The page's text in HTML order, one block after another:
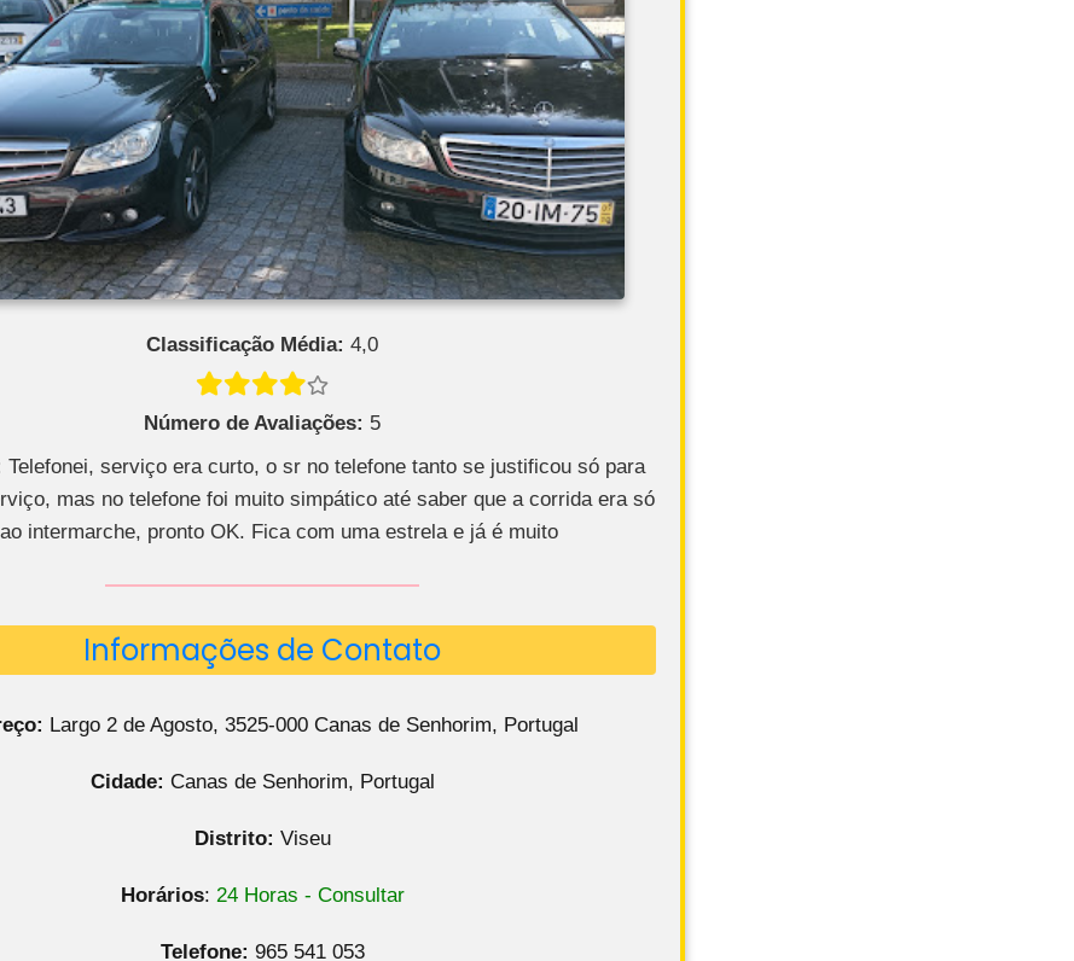
Classificação Média: 4,0
Número de Avaliações: 5
Telefonei, serviço era curto, o sr no telefone tanto se justificou só para
mas no telefone foi muito simpático até saber que a corrida era só
intermarche, pronto OK. Fica com uma estrela e já é muito
Informações de Contato
Largo 2 de Agosto, 3525-000 Canas de Senhorim, Portugal
Cidade: Canas de Senhorim, Portugal
Distrito: Viseu
Horários: 24 Horas - Consultar
Telefone: 965 541 053